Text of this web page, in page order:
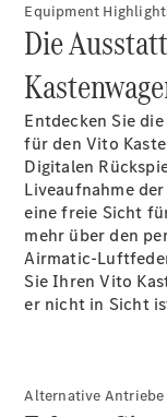
Konfigurator
Mercedes-
Benz Store
eVito
Alle eVito
eVito
Kastenwagen
Konfigurator
Equipment
Die
Entdecken Sie
für den Vito
Digitalen
Liveaufnahme
eine freie Sicht
mehr über den
Airmatic-
Sie Ihren Vito
er nicht in Sicht
Alternative Antriebe